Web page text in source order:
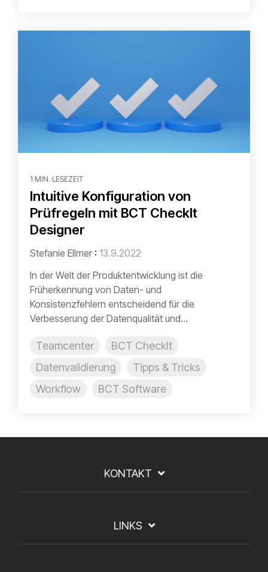
1 MIN. LESEZEIT
Intuitive Konfiguration von
Prüfregeln mit BCT CheckIt
Designer
Stefanie Ellmer : 13.9.2022
In der Welt der Produktentwicklung ist die
Früherkennung von Daten- und
Konsistenzfehlern entscheidend für die
Verbesserung der Datenqualität und...
Teamcenter
BCT CheckIt
Datenvalidierung
Tipps & Tricks
Workflow
BCT Software
KONTAKT
LINKS